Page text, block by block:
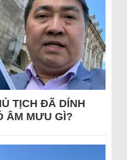
TỊCH ĐÃ DÍNH
ÂM MƯU GÌ?